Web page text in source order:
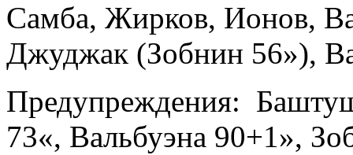
Самба, Жирков, Ионов,
Джуджак (Зобнин 56»),
Предупреждения:
73«, Вальбуэна 90+1»,